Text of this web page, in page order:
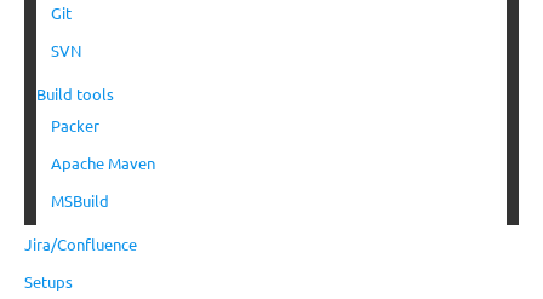
Git
SVN
Build tools
Packer
Apache Maven
MSBuild
Jira/Confluence
Setups